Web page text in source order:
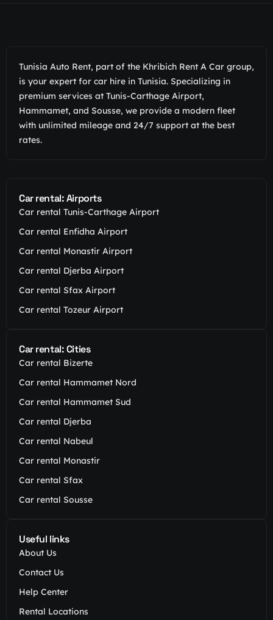
Tunisia Auto Rent, part of the Khribich Rent A Car group,
is your expert for car hire in Tunisia. Specializing in
premium services at Tunis-Carthage Airport,
Hammamet, and Sousse, we provide a modern fleet
with unlimited mileage and 24/7 support at the best
rates.
Car rental: Airports
Car rental Tunis-Carthage Airport
Car rental Enfidha Airport
Car rental Monastir Airport
Car rental Djerba Airport
Car rental Sfax Airport
Car rental Tozeur Airport
Car rental: Cities
Car rental Bizerte
Car rental Hammamet Nord
Car rental Hammamet Sud
Car rental Djerba
Car rental Nabeul
Car rental Monastir
Car rental Sfax
Car rental Sousse
Useful links
About Us
Contact Us
Help Center
Rental Locations